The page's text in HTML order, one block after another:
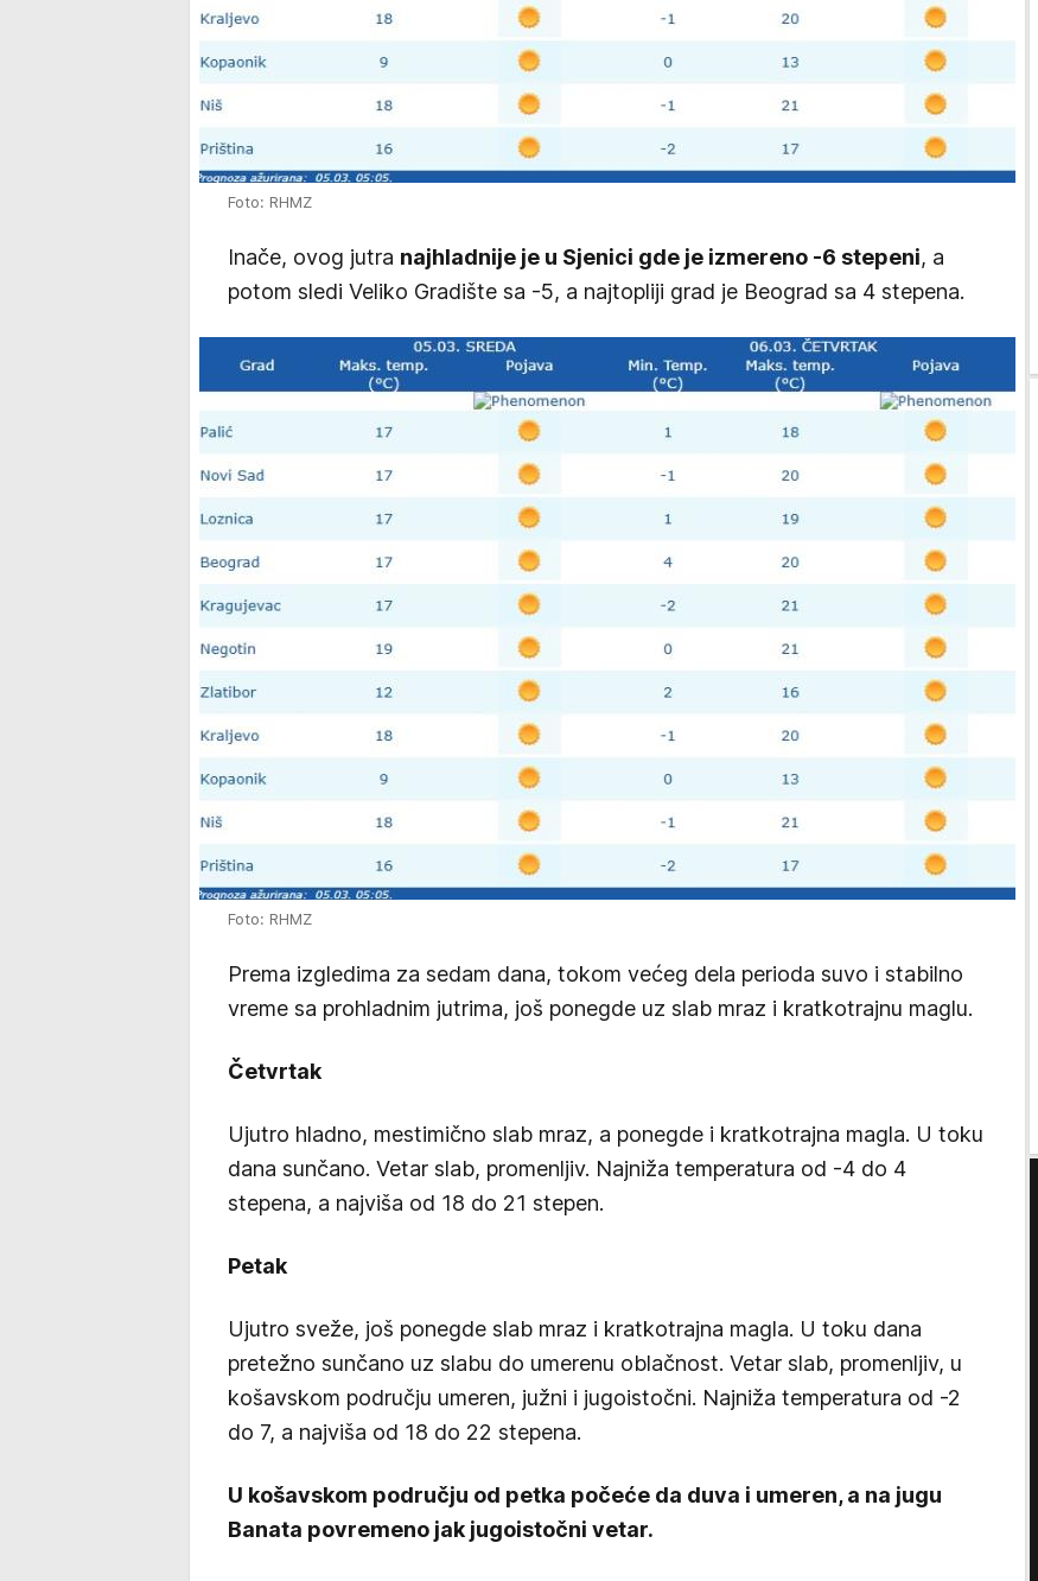
Foto: RHMZ
Inače, ovog jutra najhladnije je u Sjenici gde je izmereno -6 stepeni, a
potom sledi Veliko Gradište sa -5, a najtopliji grad je Beograd sa 4 stepena.
Foto: RHMZ
Prema izgledima za sedam dana, tokom većeg dela perioda suvo i stabilno
vreme sa prohladnim jutrima, još ponegde uz slab mraz i kratkotrajnu maglu.
Četvrtak
Ujutro hladno, mestimično slab mraz, a ponegde i kratkotrajna magla. U toku
dana sunčano. Vetar slab, promenljiv. Najniža temperatura od -4 do 4
stepena, a najviša od 18 do 21 stepen.
Petak
Ujutro sveže, još ponegde slab mraz i kratkotrajna magla. U toku dana
pretežno sunčano uz slabu do umerenu oblačnost. Vetar slab, promenljiv, u
košavskom području umeren, južni i jugoistočni. Najniža temperatura od -2
do 7, a najviša od 18 do 22 stepena.
U košavskom području od petka počeće da duva i umeren, a na jugu
Banata povremeno jak jugoistočni vetar.